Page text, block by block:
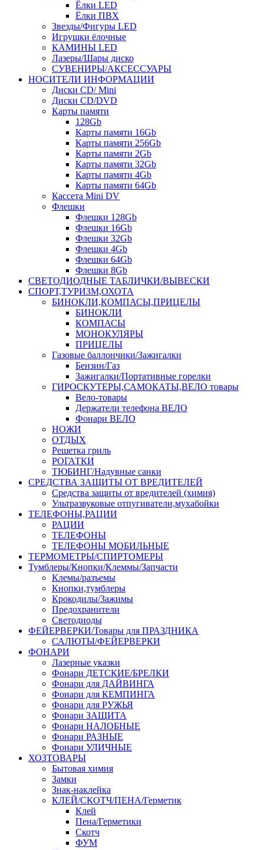
Ёлки LED
Ёлки ПВХ
Звезды/Фигуры LED
Игрушки ёлочные
КАМИНЫ LED
Лазеры/Шары диско
СУВЕНИРЫ/АКСЕССУАРЫ
НОСИТЕЛИ ИНФОРМАЦИИ
Диски CD/ Mini
Диски CD/DVD
Карты памяти
128Gb
Карты памяти 16Gb
Карты памяти 256Gb
Карты памяти 2Gb
Карты памяти 32Gb
Карты памяти 4Gb
Карты памяти 64Gb
Кассета Mini DV
Флешки
Флешки 128Gb
Флешки 16Gb
Флешки 32Gb
Флешки 4Gb
Флешки 64Gb
Флешки 8Gb
СВЕТОДИОДНЫЕ ТАБЛИЧКИ/ВЫВЕСКИ
СПОРТ,ТУРИЗМ,ОХОТА
БИНОКЛИ,КОМПАСЫ,ПРИЦЕЛЫ
БИНОКЛИ
КОМПАСЫ
МОНОКУЛЯРЫ
ПРИЦЕЛЫ
Газовые баллончики/Зажигалки
Бензин/Газ
Зажигалки/Портативные горелки
ГИРОСКУТЕРЫ,САМОКАТЫ,ВЕЛО товары
Вело-товары
Держатели телефона ВЕЛО
Фонари ВЕЛО
НОЖИ
ОТДЫХ
Решетка гриль
РОГАТКИ
ТЮБИНГ/Надувные санки
СРЕДСТВА ЗАЩИТЫ ОТ ВРЕДИТЕЛЕЙ
Средства защиты от вредителей (химия)
Ультразвуковые отпугиватели,мухабойки
ТЕЛЕФОНЫ,РАЦИИ
РАЦИИ
ТЕЛЕФОНЫ
ТЕЛЕФОНЫ МОБИЛЬНЫЕ
ТЕРМОМЕТРЫ/СПИРТОМЕРЫ
Тумблеры/Кнопки/Клеммы/Запчасти
Клемы/разъемы
Кнопки,тумблеры
Крокодилы/Зажимы
Предохранители
Светодиоды
ФЕЙЕРВЕРКИ/Товары для ПРАЗДНИКА
САЛЮТЫ/ФЕЙЕРВЕРКИ
ФОНАРИ
Лазерные указки
Фонари ДЕТСКИЕ/БРЕЛКИ
Фонари для ДАЙВИНГА
Фонари для КЕМПИНГА
Фонари для РУЖЬЯ
Фонари ЗАЩИТА
Фонари НАЛОБНЫЕ
Фонари РАЗНЫЕ
Фонари УЛИЧНЫЕ
ХОЗТОВАРЫ
Бытовая химия
Замки
Знак-наклейка
КЛЕЙ/СКОТЧ/ПЕНА/Герметик
Клей
Пена/Герметики
Скотч
ФУМ